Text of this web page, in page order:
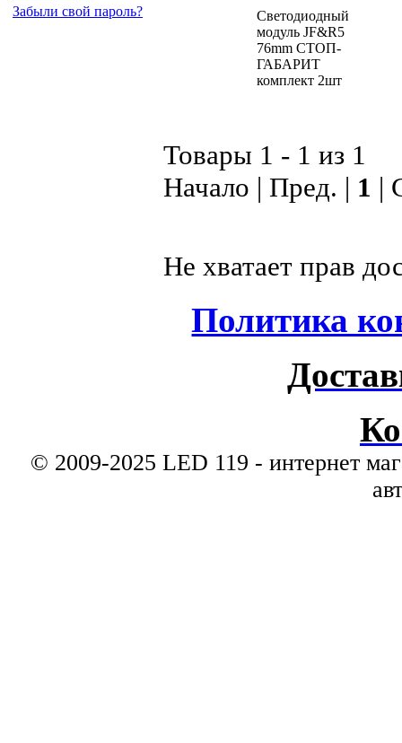
Забыли свой пароль?
Светодиодный
модуль JF&R5
76mm СТОП-
ГАБАРИТ
комплект 2шт
Товары 1 - 1 из 1
Начало | Пред. | 1 |
Не хватает прав
Политика
© 2009-2025 LED 119 - интернет